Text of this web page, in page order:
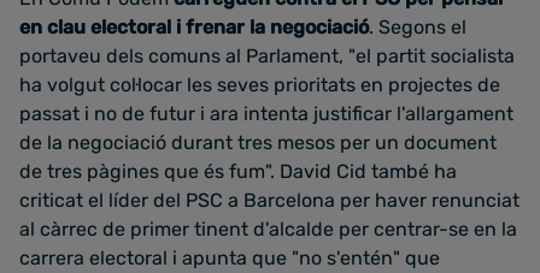
en clau electoral i frenar la negociació. Segons el
portaveu dels comuns al Parlament, "el partit socialista
ha volgut col·locar les seves prioritats en projectes de
passat i no de futur i ara intenta justificar l'allargament
de la negociació durant tres mesos per un document
de tres pàgines que és fum". David Cid també ha
criticat el líder del PSC a Barcelona per haver renunciat
al càrrec de primer tinent d'alcalde per centrar-se en la
carrera electoral i apunta que "no s'entén" que